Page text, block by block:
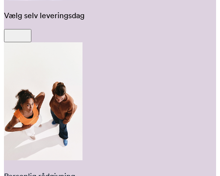
Vælg selv leveringsdag